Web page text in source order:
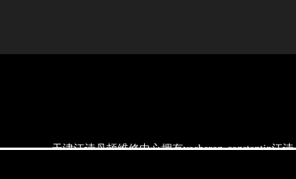
天津江诗丹顿维修中心拥有vacheron-constantin